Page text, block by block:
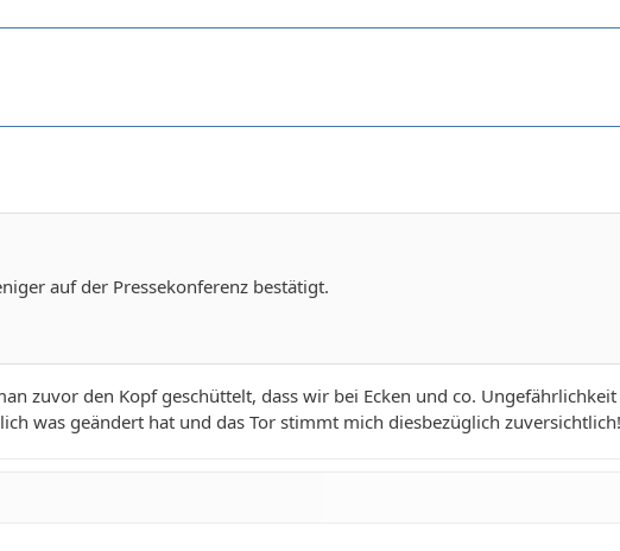
auf der Pressekonferenz bestätigt.
zuvor den Kopf geschüttelt, dass wir bei Ecken und co.
was geändert hat und das Tor stimmt mich diesbezüglich zuversichtlich!